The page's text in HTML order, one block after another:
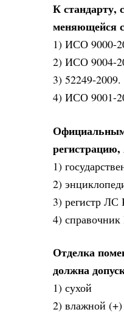
К стандарту,
меняющейся
1) ИСО 9000-
2) ИСО 9004-
3) 52249-2009.
4) ИСО 9001-
Официальным
регистрацию,
1)
2)
3) регистр ЛС
4)
Отделка
должна
1) сухой
2) влажной (+)